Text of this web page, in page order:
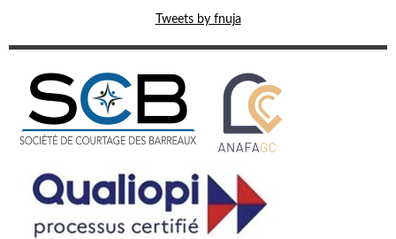
Tweets by fnuja